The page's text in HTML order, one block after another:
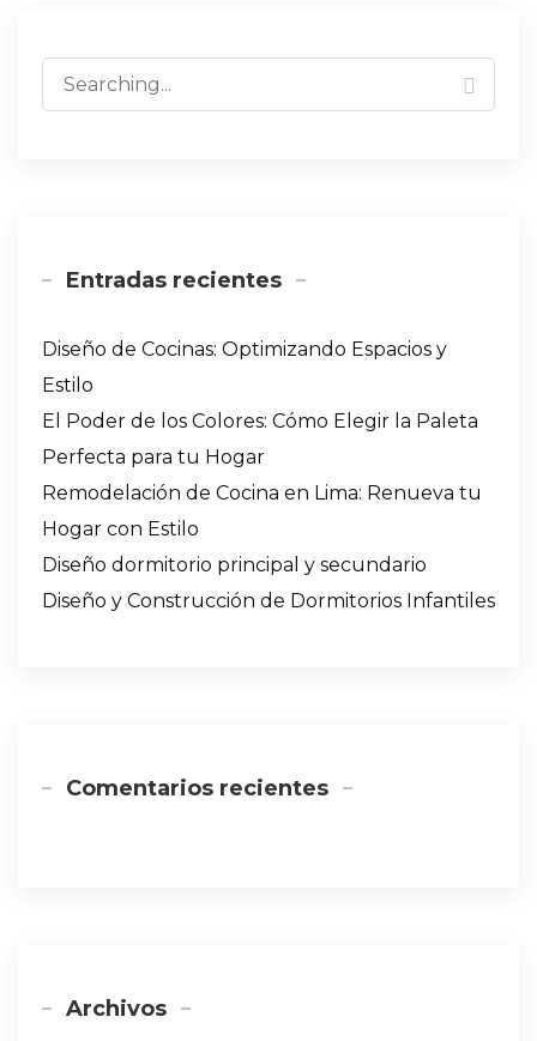
Search
for:
Entradas recientes
Diseño de Cocinas: Optimizando Espacios y
Estilo
El Poder de los Colores: Cómo Elegir la Paleta
Perfecta para tu Hogar
Remodelación de Cocina en Lima: Renueva tu
Hogar con Estilo
Diseño dormitorio principal y secundario
Diseño y Construcción de Dormitorios Infantiles
Comentarios recientes
Archivos